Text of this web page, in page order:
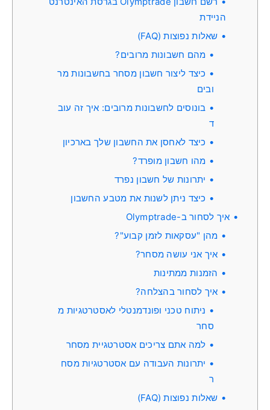
הניידת
שאלות נפוצות (FAQ)
מהם חשבונות מרובים?
כיצד ליצור חשבון מסחר בחשבונות מר
ובים
בונוסים לחשבונות מרובים: איך זה עוב
ד
כיצד לאחסן את החשבון שלך בארכיון
מהו חשבון מופרד?
יתרונות של חשבון נפרד
כיצד ניתן לשנות את מטבע החשבון
איך לסחור ב-Olymptrade
מהן "עסקאות לזמן קבוע"?
איך אני עושה מסחר?
הזמנות ממתינות
איך לסחור בהצלחה?
ניתוח טכני ופונדמנטלי לאסטרטגיות מ
סחר
למה אתם צריכים אסטרטגיית מסחר
יתרונות העבודה עם אסטרטגיות מסח
ר
שאלות נפוצות (FAQ)